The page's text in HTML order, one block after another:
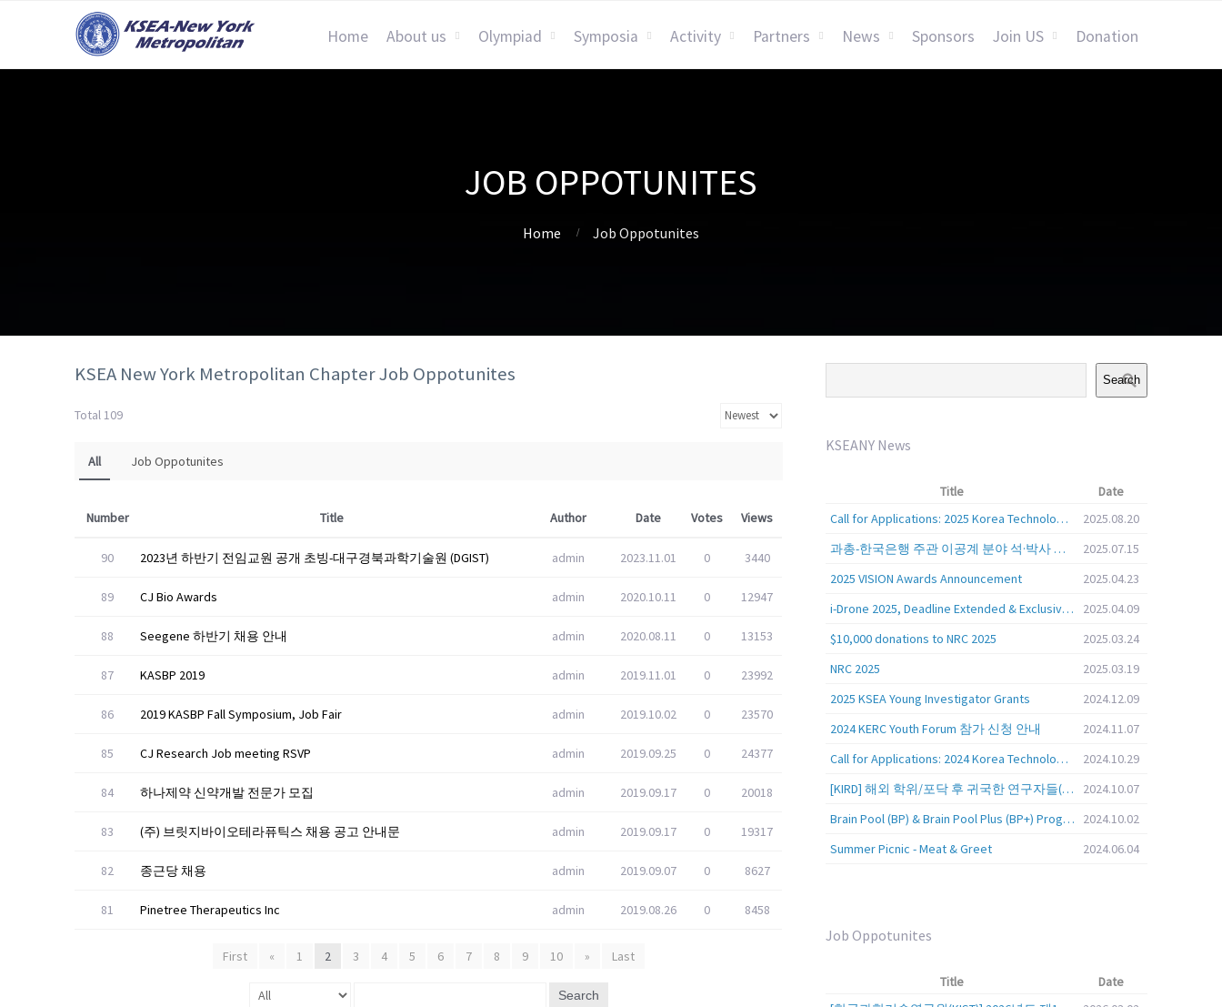
Home About us Olympiad Symposia Activity Partners News Sponsors Join US Donation
JOB OPPOTUNITES
Home Job Oppotunites
KSEA New York Metropolitan Chapter Job Oppotunites
Total 109
All Job Oppotunites
Number Title Author Date Votes Views
90 2023년 하반기 전임교원 공개 초빙-대구경북과학기술원 (DGIST) admin 2023.11.01 0 3440
89 CJ Bio Awards admin 2020.10.11 0 12947
88 Seegene 하반기 채용 안내 admin 2020.08.11 0 13153
87 KASBP 2019 admin 2019.11.01 0 23992
86 2019 KASBP Fall Symposium, Job Fair admin 2019.10.02 0 23570
85 CJ Research Job meeting RSVP admin 2019.09.25 0 24377
84 하나제약 신약개발 전문가 모집 admin 2019.09.17 0 20018
83 (주) 브릿지바이오테라퓨틱스 채용 공고 안내문 admin 2019.09.17 0 19317
82 종근당 채용 admin 2019.09.07 0 8627
81 Pinetree Therapeutics Inc admin 2019.08.26 0 8458
First « 1 2 3 4 5 6 7 8 9 10 » Last
Search
Search
KSEANY News
Title
Date
Call for Applications: 2025 Korea Technology Advisory Group (K-TAG)
2025.08.20
과총-한국은행 주관 이공계 분야 석·박사 학위자 대상 서베이
2025.07.15
2025 VISION Awards Announcement
2025.04.23
i-Drone 2025, Deadline Extended & Exclusive Opportunity to Travel to Korea!
2025.04.09
$10,000 donations to NRC 2025
2025.03.24
NRC 2025
2025.03.19
2025 KSEA Young Investigator Grants
2024.12.09
2024 KERC Youth Forum 참가 신청 안내
2024.11.07
Call for Applications: 2024 Korea Technology Advisory Group (K-TAG)
2024.10.29
[KIRD] 해외 학위/포닥 후 귀국한 연구자들(학교, 출연(연), 기업)의 경력개발 경험 공유 줌 세미나 안내
2024.10.07
Brain Pool (BP) & Brain Pool Plus (BP+) Programs
2024.10.02
Summer Picnic - Meat & Greet
2024.06.04
Job Oppotunites
Title
Date